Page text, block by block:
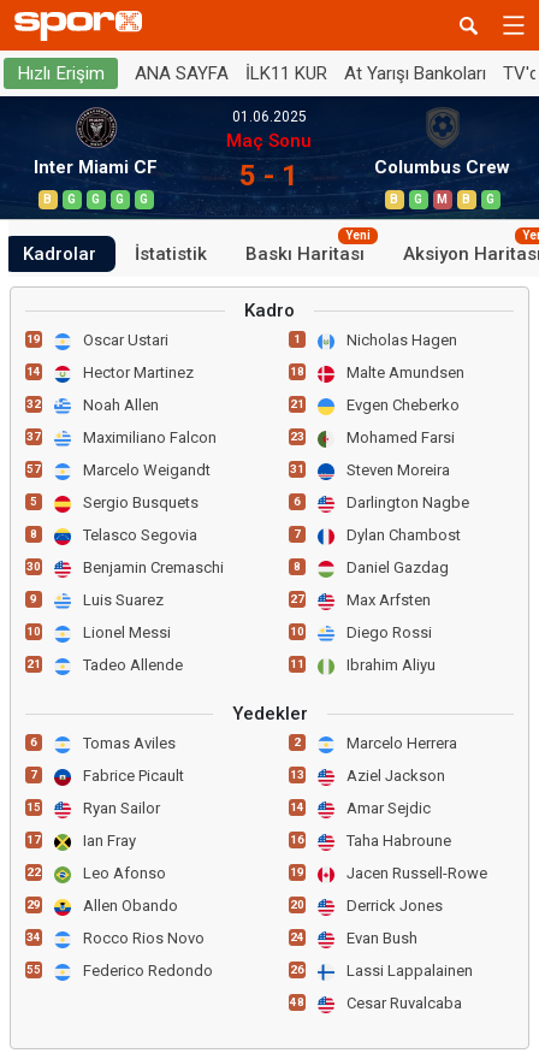
Hızlı Erişim ANA SAYFA İLK11 KUR At Yarışı Bankoları
Inter Miami CF
B G G G G
01.06.2025
Maç Sonu
5 - 1 Columbus Crew
B G M B G
Kadrolar İstatistik Baskı Haritası
Yeni
Aksiyon
Kadro
19 Oscar Ustari
14 Hector Martinez
32 Noah Allen
37 Maximiliano Falcon
57 Marcelo Weigandt
5 Sergio Busquets
8 Telasco Segovia
30 Benjamin Cremaschi
9 Luis Suarez
10 Lionel Messi
21 Tadeo Allende
1 Nicholas Hagen
18 Malte Amundsen
21 Evgen Cheberko
23 Mohamed Farsi
31 Steven Moreira
6 Darlington Nagbe
7 Dylan Chambost
8 Daniel Gazdag
27 Max Arfsten
10 Diego Rossi
11 Ibrahim Aliyu
Yedekler
6 Tomas Aviles
7 Fabrice Picault
15 Ryan Sailor
17 Ian Fray
22 Leo Afonso
29 Allen Obando
34 Rocco Rios Novo
55 Federico Redondo
2 Marcelo Herrera
13 Aziel Jackson
14 Amar Sejdic
16 Taha Habroune
19 Jacen Russell-Rowe
20 Derrick Jones
24 Evan Bush
26 Lassi Lappalainen
48 Cesar Ruvalcaba